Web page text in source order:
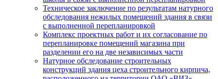
Техническое заключение по результатам натурного
обследования нежилых помещений здания в связи
с выполненной перепланировкой
Комплекс проектных работ и их согласование по
перепланировке помещений магазина при
разделении его на две независимых части
Натурное обследование строительных
конструкций здания цеха строительного кирпича,